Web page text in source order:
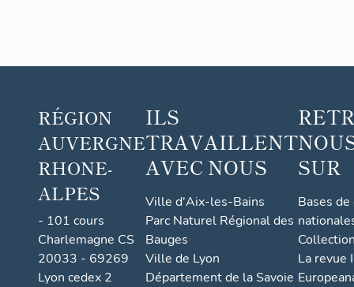
RÉGION
AUVERGNE
RHONE-
ALPES
- 101 cours
Charlemagne CS
20033 - 69269
Lyon cedex 2
ILS
TRAVAILLENT
AVEC NOUS
Ville d'Aix-les-Bains
Parc Naturel Régional des
Bauges
Ville de Lyon
Département de la Savoie
SUR
Bases
La revue